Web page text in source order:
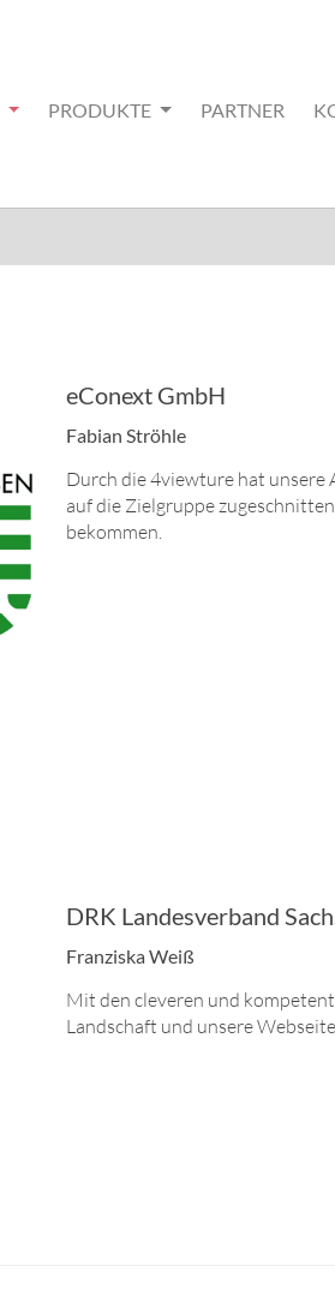
PRODUKTE PARTNER
eConext GmbH
Fabian Ströhle
Durch die 4viewture hat unsere
auf die Zielgruppe
bekommen.
DRK Landesverband
Franziska Weiß
Mit den cleveren und
Landschaft und unsere